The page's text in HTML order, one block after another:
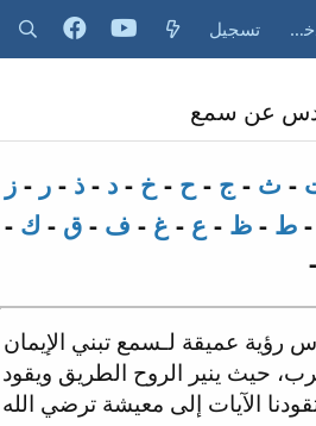
تسجيل الدخول تسجيل
عن سمع
- ث - ج - ح - خ - د - ذ - ر - ز
- ط - ظ - ع - غ - ف - ق - ك -
-
رؤية عميقة لـسمع تبني الإيمان
حيث ينير الروح الطريق ويقود
الآيات إلى معيشة ترضي الله